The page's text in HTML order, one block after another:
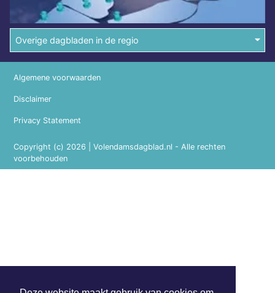
Overige dagbladen in de regio
Copyright (c) 2026 | Volendamsdagblad.nl - Alle rechten
voorbehouden
Algemene voorwaarden
Disclaimer
Privacy Statement